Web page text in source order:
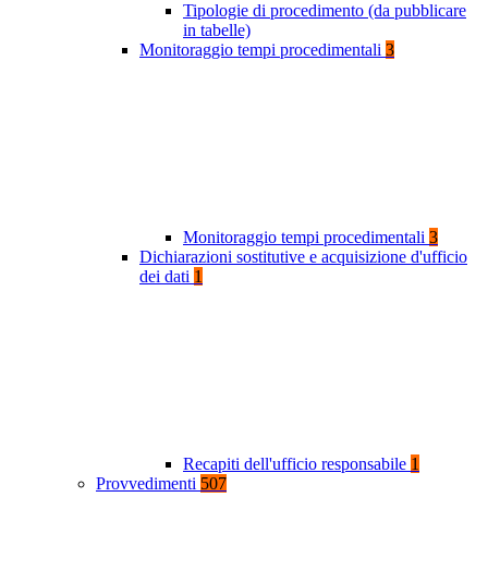
Tipologie di procedimento (da pubblicare
in tabelle)
Monitoraggio tempi procedimentali 3
Monitoraggio tempi procedimentali 3
Dichiarazioni sostitutive e acquisizione d'ufficio
dei dati 1
Recapiti dell'ufficio responsabile 1
Provvedimenti 507